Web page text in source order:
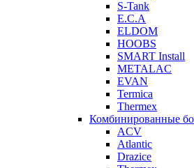
S-Tank
E.C.A
ELDOM
HOOBS
SMART Install
METALAC
EVAN
Termica
Thermex
Комбинированные
ACV
Atlantic
Drazice